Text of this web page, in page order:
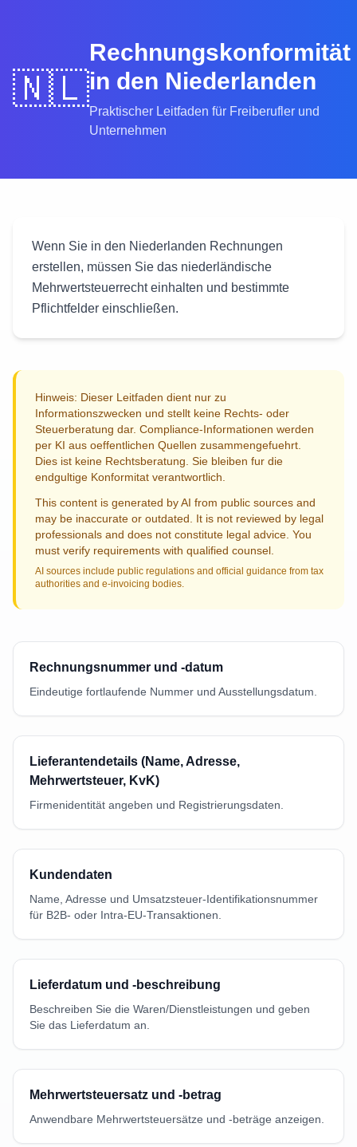
🇳🇱
Rechnungskonformität
in den Niederlanden
Praktischer Leitfaden für Freiberufler und
Unternehmen
Wenn Sie in den Niederlanden Rechnungen
erstellen, müssen Sie das niederländische
Mehrwertsteuerrecht einhalten und bestimmte
Pflichtfelder einschließen.
Hinweis: Dieser Leitfaden dient nur zu
Informationszwecken und stellt keine Rechts- oder
Steuerberatung dar. Compliance-Informationen werden
per KI aus oeffentlichen Quellen zusammengefuehrt.
Dies ist keine Rechtsberatung. Sie bleiben fur die
endgultige Konformitat verantwortlich.
This content is generated by AI from public sources and
may be inaccurate or outdated. It is not reviewed by legal
professionals and does not constitute legal advice. You
must verify requirements with qualified counsel.
AI sources include public regulations and official guidance from tax
authorities and e-invoicing bodies.
Rechnungsnummer und -datum
Eindeutige fortlaufende Nummer und Ausstellungsdatum.
Lieferantendetails (Name, Adresse,
Mehrwertsteuer, KvK)
Firmenidentität angeben und Registrierungsdaten.
Kundendaten
Name, Adresse und Umsatzsteuer-Identifikationsnummer
für B2B- oder Intra-EU-Transaktionen.
Lieferdatum und -beschreibung
Beschreiben Sie die Waren/Dienstleistungen und geben
Sie das Lieferdatum an.
Mehrwertsteuersatz und -betrag
Anwendbare Mehrwertsteuersätze und -beträge anzeigen.